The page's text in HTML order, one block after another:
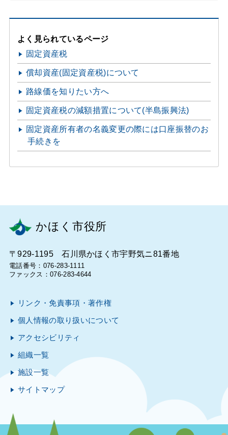
よく見られているページ
固定資産税
償却資産(固定資産税)について
路線価を知りたい方へ
固定資産税の減額措置について(半島振興法)
固定資産所有者の名義変更の際には口座振替のお
手続きを
かほく市役所
〒929-1195 石川県かほく市宇野気ニ81番地
電話番号：076-283-1111
ファックス：076-283-4644
リンク・免責事項・著作権
個人情報の取り扱いについて
アクセシビリティ
組織一覧
施設一覧
サイトマップ